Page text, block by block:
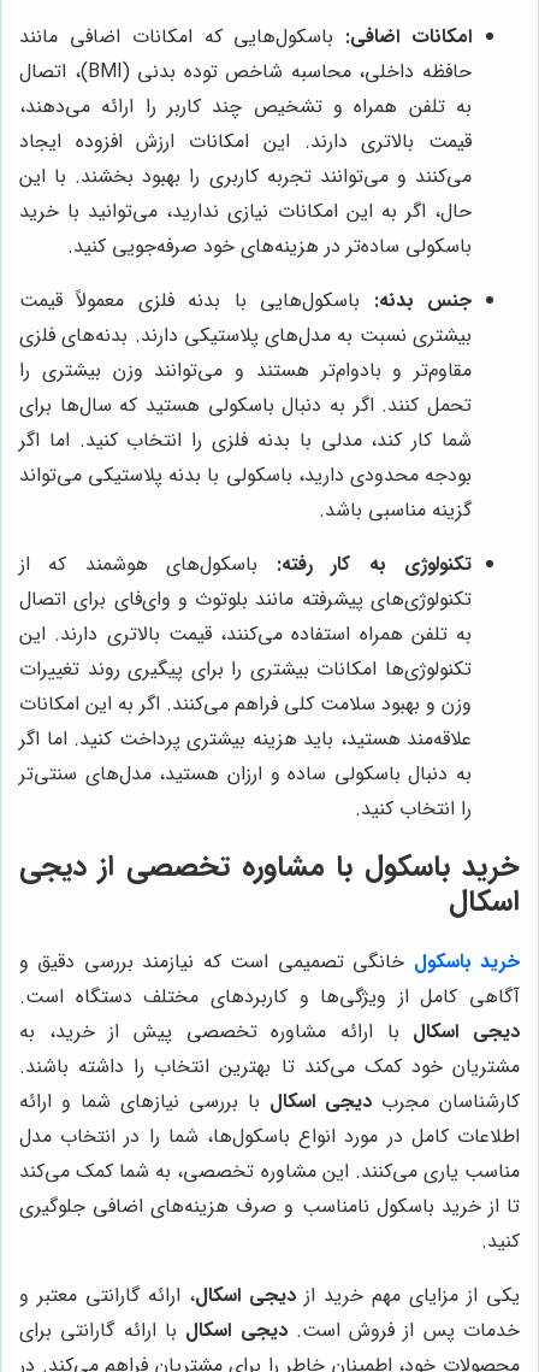
امکانات اضافی: باسکول‌هایی که امکانات اضافی مانند
حافظه داخلی، محاسبه شاخص توده بدنی (BMI)، اتصال
به تلفن همراه و تشخیص چند کاربر را ارائه می‌دهند،
قیمت بالاتری دارند. این امکانات ارزش افزوده ایجاد
می‌کنند و می‌توانند تجربه کاربری را بهبود بخشند. با این
حال، اگر به این امکانات نیازی ندارید، می‌توانید با خرید
باسکولی ساده‌تر در هزینه‌های خود صرفه‌جویی کنید.
جنس بدنه: باسکول‌هایی با بدنه فلزی معمولاً قیمت
بیشتری نسبت به مدل‌های پلاستیکی دارند. بدنه‌های فلزی
مقاوم‌تر و بادوام‌تر هستند و می‌توانند وزن بیشتری را
تحمل کنند. اگر به دنبال باسکولی هستید که سال‌ها برای
شما کار کند، مدلی با بدنه فلزی را انتخاب کنید. اما اگر
بودجه محدودی دارید، باسکولی با بدنه پلاستیکی می‌تواند
گزینه مناسبی باشد.
تکنولوژی به کار رفته: باسکول‌های هوشمند که از
تکنولوژی‌های پیشرفته مانند بلوتوث و وای‌فای برای اتصال
به تلفن همراه استفاده می‌کنند، قیمت بالاتری دارند. این
تکنولوژی‌ها امکانات بیشتری را برای پیگیری روند تغییرات
وزن و بهبود سلامت کلی فراهم می‌کنند. اگر به این امکانات
علاقه‌مند هستید، باید هزینه بیشتری پرداخت کنید. اما اگر
به دنبال باسکولی ساده و ارزان هستید، مدل‌های سنتی‌تر
را انتخاب کنید.
خرید باسکول با مشاوره تخصصی از دیجی
اسکال
خرید باسکول خانگی تصمیمی است که نیازمند بررسی دقیق و
آگاهی کامل از ویژگی‌ها و کاربردهای مختلف دستگاه است.
دیجی اسکال با ارائه مشاوره تخصصی پیش از خرید، به
مشتریان خود کمک می‌کند تا بهترین انتخاب را داشته باشند.
کارشناسان مجرب دیجی اسکال با بررسی نیازهای شما و ارائه
اطلاعات کامل در مورد انواع باسکول‌ها، شما را در انتخاب مدل
مناسب یاری می‌کنند. این مشاوره تخصصی، به شما کمک می‌کند
تا از خرید باسکول نامناسب و صرف هزینه‌های اضافی جلوگیری
کنید.
یکی از مزایای مهم خرید از دیجی اسکال، ارائه گارانتی معتبر و
خدمات پس از فروش است.دیجی اسکال با ارائه گارانتی برای
محصولات خود، اطمینان خاطر را برای مشتریان فراهم می‌کند. در